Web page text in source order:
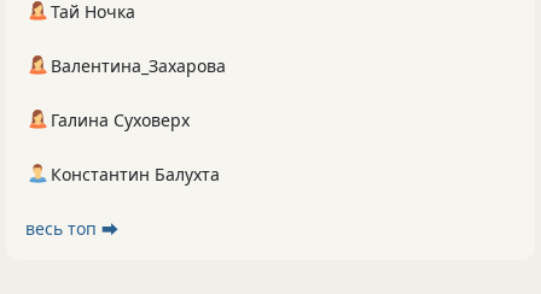
Тай Ночка
Валентина_Захарова
Галина Суховерх
Константин Балухта
весь топ ⮕